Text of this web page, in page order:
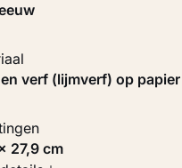
en verf (lijmverf) op papier
27,9 cm